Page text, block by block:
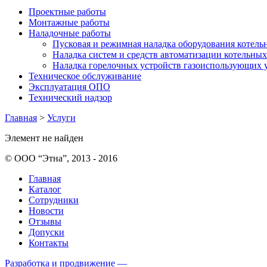
Проектные работы
Монтажные работы
Наладочные работы
Пусковая и режимная наладка оборудования
Наладка систем и средств автоматизации котельных
Наладка горелочных устройств газоиспользующих
Техническое обслуживание
Эксплуатация ОПО
Технический надзор
Главная > Услуги
Элемент не найден
© ООО “Этна”, 2013 - 2016
Главная
Каталог
Сотрудники
Новости
Отзывы
Допуски
Контакты
Разработка и продвижение —